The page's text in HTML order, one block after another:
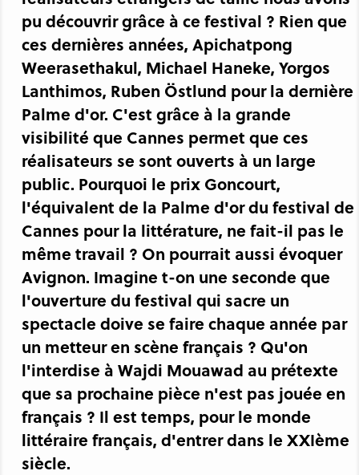
pu découvrir grâce à ce festival ? Rien que
ces dernières années, Apichatpong
Weerasethakul, Michael Haneke, Yorgos
Lanthimos, Ruben Östlund pour la dernière
Palme d'or. C'est grâce à la grande
visibilité que Cannes permet que ces
réalisateurs se sont ouverts à un large
public. Pourquoi le prix Goncourt,
l'équivalent de la Palme d'or du festival de
Cannes pour la littérature, ne fait-il pas le
même travail ? On pourrait aussi évoquer
Avignon. Imagine t-on une seconde que
l'ouverture du festival qui sacre un
spectacle doive se faire chaque année par
un metteur en scène français ? Qu'on
l'interdise à Wajdi Mouawad au prétexte
que sa prochaine pièce n'est pas jouée en
français ? Il est temps, pour le monde
littéraire français, d'entrer dans le XXIème
siècle.